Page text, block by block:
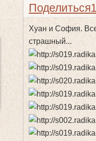
Поделиться
Хуан и София.
страшный...